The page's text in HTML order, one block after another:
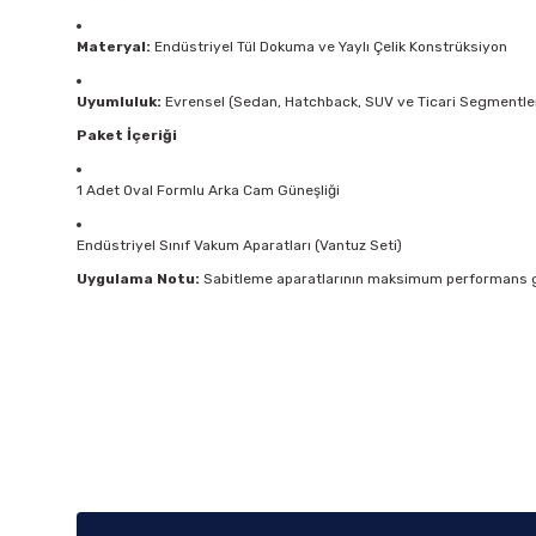
Materyal: Endüstriyel Tül Dokuma ve Yaylı Çelik Konstrüksiyon
Uyumluluk: Evrensel (Sedan, Hatchback, SUV ve Ticari
Paket İçeriği
1 Adet Oval Formlu Arka Cam Güneşliği
Endüstriyel Sınıf Vakum Aparatları (Vantuz Seti)
Uygulama Notu: Sabitleme aparatlarının maksimum performans